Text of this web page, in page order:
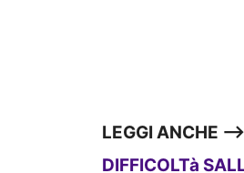
LEGGI ANCHE —->
DIFFICOLTà